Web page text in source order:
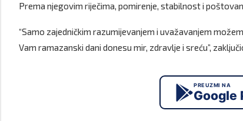
Prema njegovim riječima, pomirenje, stabilnost i
“Samo zajedničkim razumijevanjem i uvažavanjem
Vam ramazanski dani donesu mir, zdravlje i sreću”,
PREUZMI NA
Google